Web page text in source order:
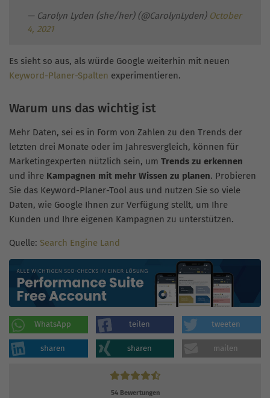
— Carolyn Lyden (she/her) (@CarolynLyden) October
4, 2021
Es sieht so aus, als würde Google weiterhin mit neuen
Keyword-Planer-Spalten experimentieren.
Warum uns das wichtig ist
Mehr Daten, sei es in Form von Zahlen zu den Trends der
letzten drei Monate oder im Jahresvergleich, können für
Marketingexperten nützlich sein, um Trends zu erkennen
und ihre Kampagnen mit mehr Wissen zu planen. Probieren
Sie das Keyword-Planer-Tool aus und nutzen Sie so viele
Daten, wie Google Ihnen zur Verfügung stellt, um Ihre
Kunden und Ihre eigenen Kampagnen zu unterstützen.
Quelle: Search Engine Land
WhatsApp teilen tweeten
sharen sharen mailen
54Bewertungen